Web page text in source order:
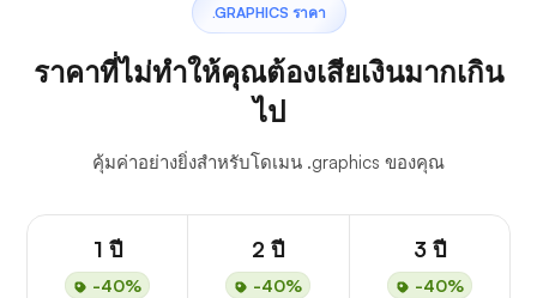
.GRAPHICS ราคา
ราคาที่ไม่ทำให้คุณต้องเสียเงินมากเกิน
ไป
คุ้มค่าอย่างยิ่งสำหรับโดเมน .graphics ของคุณ
1 ปี
-40%
2 ปี
-40%
3 ปี
-40%